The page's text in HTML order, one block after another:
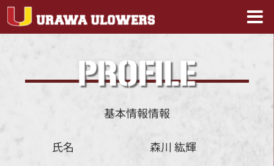
基本情報情報
氏名
森川 紘輝